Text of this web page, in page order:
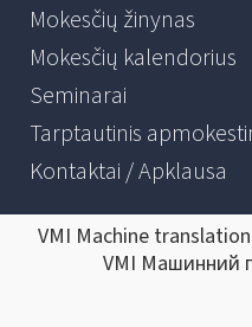
Mokesčių žinynas
Mokesčių kalendorius
Seminarai
Tarptautinis
Kontaktai / Apklausa
VMI Machine
VMI Машинний